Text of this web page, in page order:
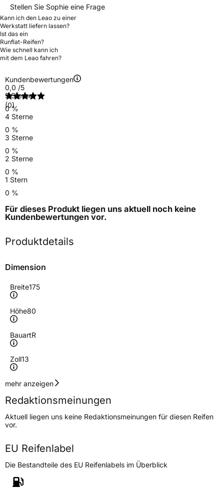
Stellen Sie Sophie eine Frage
Kann ich den Leao zu einer
Werkstatt liefern lassen?
Ist das ein
Runflat-Reifen?
Wie schnell kann ich
mit dem Leao fahren?
Kundenbewertungen
0,0 /5
(0)
5 Sterne
0 %
4 Sterne
0 %
3 Sterne
0 %
2 Sterne
0 %
1 Stern
0 %
Für dieses Produkt liegen uns aktuell noch keine
Kundenbewertungen vor.
Produktdetails
Dimension
Breite175
Höhe80
BauartR
Zoll13
Geschwindigkeitsindex
Höchstgeschwindigkeit
160 km/h
Lastindex97/95
Höchstlast730/690 kg
Gewicht (in kg)
8 kg
Generelle Merkmale
mehr anzeigen
Redaktionsmeinungen
Aktuell liegen uns keine Redaktionsmeinungen für diesen Reifen
vor.
EU Reifenlabel
Die Bestandteile des EU Reifenlabels im Überblick